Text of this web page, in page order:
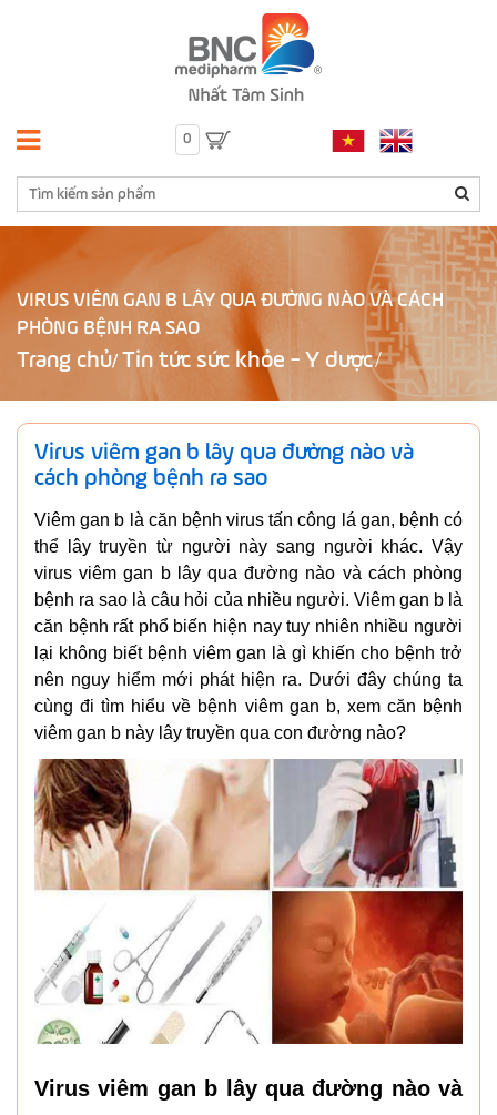
0
VIRUS VIÊM GAN B LÂY QUA ĐƯỜNG NÀO VÀ CÁCH
PHÒNG BỆNH RA SAO
Trang chủ/ Tin tức sức khỏe - Y dược
Virus viêm gan b lây qua đường nào và
cách phòng bệnh ra sao
Viêm gan b là căn bệnh virus tấn công lá gan, bệnh có
thể lây truyền từ người này sang người khác. Vậy
virus viêm gan b lây qua đường nào và cách phòng
bệnh ra sao là câu hỏi của nhiều người. Viêm gan b là
căn bệnh rất phổ biến hiện nay tuy nhiên nhiều người
lại không biết bệnh viêm gan là gì khiến cho bệnh trở
nên nguy hiểm mới phát hiện ra. Dưới đây chúng ta
cùng đi tìm hiểu về bệnh viêm gan b, xem căn bệnh
viêm gan b này lây truyền qua con đường nào?
Virus viêm gan b lây qua đường nào và